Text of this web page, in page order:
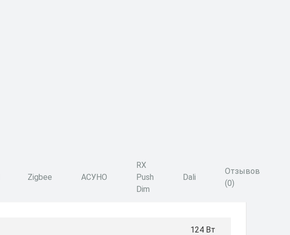
Zigbee АСУНО
RX
Push
Dim
Dali
Отзывов
(0)
124 Вт